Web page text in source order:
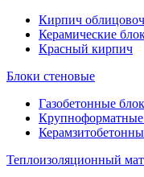
Кирпич
Керамические
Красный кирпич
Блоки стеновые
Газобетонные
Крупноформатные
Теплоизоляционный